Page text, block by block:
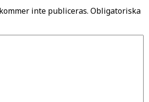
inte publiceras. Obligatoriska